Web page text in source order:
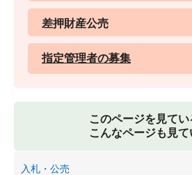
差押財産公売
指定管理者の募集
このページを見てい
こんなページも見
入札・公売